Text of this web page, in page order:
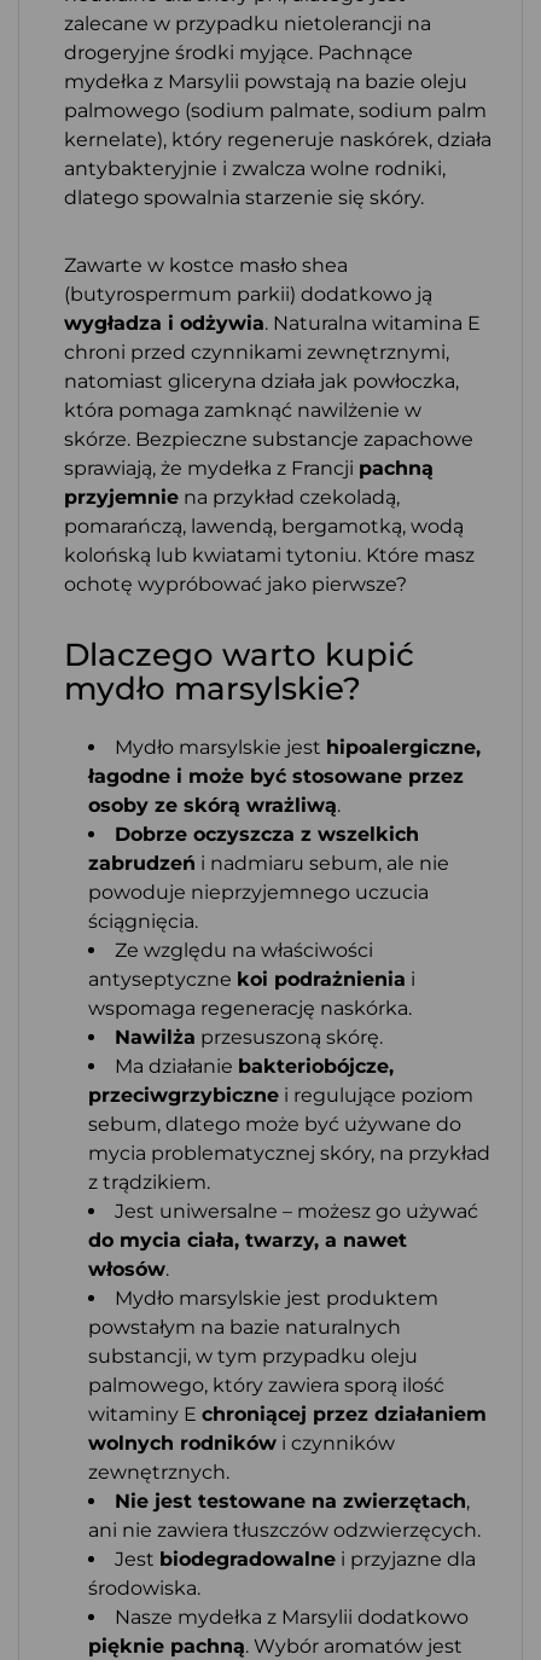
zalecane w przypadku nietolerancji na
drogeryjne środki myjące. Pachnące
mydełka z Marsylii powstają na bazie oleju
palmowego (sodium palmate, sodium palm
kernelate), który regeneruje naskórek, działa
antybakteryjnie i zwalcza wolne rodniki,
dlatego spowalnia starzenie się skóry.
Zawarte w kostce masło shea
(butyrospermum parkii) dodatkowo ją
wygładza i odżywia. Naturalna witamina E
chroni przed czynnikami zewnętrznymi,
natomiast gliceryna działa jak powłoczka,
która pomaga zamknąć nawilżenie w
skórze. Bezpieczne substancje zapachowe
sprawiają, że mydełka z Francji pachną
przyjemnie na przykład czekoladą,
pomarańczą, lawendą, bergamotką, wodą
kolońską lub kwiatami tytoniu. Które masz
ochotę wypróbować jako pierwsze?
Dlaczego warto kupić
mydło marsylskie?
Mydło marsylskie jest hipoalergiczne,
łagodne i może być stosowane przez
osoby ze skórą wrażliwą.
Dobrze oczyszcza z wszelkich
zabrudzeń i nadmiaru sebum, ale nie
powoduje nieprzyjemnego uczucia
ściągnięcia.
Ze względu na właściwości
antyseptyczne koi podrażnienia i
wspomaga regenerację naskórka.
Nawilża przesuszoną skórę.
Ma działanie bakteriobójcze,
przeciwgrzybiczne i regulujące poziom
sebum, dlatego może być używane do
mycia problematycznej skóry, na przykład
z trądzikiem.
Jest uniwersalne – możesz go używać
do mycia ciała, twarzy, a nawet
włosów.
Mydło marsylskie jest produktem
powstałym na bazie naturalnych
substancji, w tym przypadku oleju
palmowego, który zawiera sporą ilość
witaminy E chroniącej przez działaniem
wolnych rodników i czynników
zewnętrznych.
Nie jest testowane na zwierzętach,
ani nie zawiera tłuszczów odzwierzęcych.
Jest biodegradowalne i przyjazne dla
środowiska.
Nasze mydełka z Marsylii dodatkowo
pięknie pachną. Wybór aromatów jest